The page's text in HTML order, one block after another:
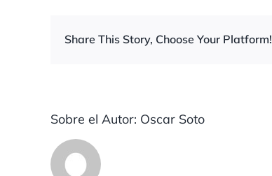
Share This Story, Choose Your Platform!
Sobre el Autor: Oscar Soto